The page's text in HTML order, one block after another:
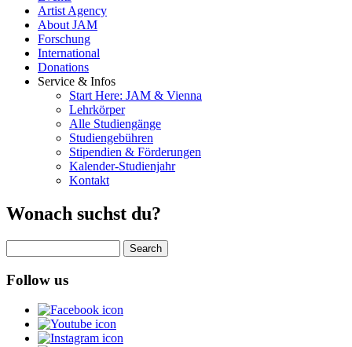
Artist Agency
About JAM
Forschung
International
Donations
Service & Infos
Start Here: JAM & Vienna
Lehrkörper
Alle Studiengänge
Studiengebühren
Stipendien & Förderungen
Kalender-Studienjahr
Kontakt
Wonach suchst du?
Follow us